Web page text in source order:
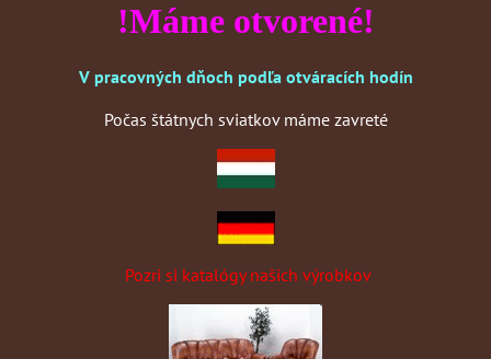
!Máme otvorené!
V pracovných dňoch podľa otváracích hodín
Počas štátnych sviatkov máme zavreté
Pozri si katalógy našich výrobkov